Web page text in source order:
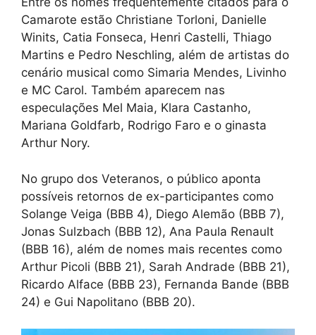
Camarote estão Christiane Torloni, Danielle
Winits, Catia Fonseca, Henri Castelli, Thiago
Martins e Pedro Neschling, além de artistas do
cenário musical como Simaria Mendes, Livinho
e MC Carol. Também aparecem nas
especulações Mel Maia, Klara Castanho,
Mariana Goldfarb, Rodrigo Faro e o ginasta
Arthur Nory.
No grupo dos Veteranos, o público aponta
possíveis retornos de ex-participantes como
Solange Veiga (BBB 4), Diego Alemão (BBB 7),
Jonas Sulzbach (BBB 12), Ana Paula Renault
(BBB 16), além de nomes mais recentes como
Arthur Picoli (BBB 21), Sarah Andrade (BBB 21),
Ricardo Alface (BBB 23), Fernanda Bande (BBB
24) e Gui Napolitano (BBB 20).